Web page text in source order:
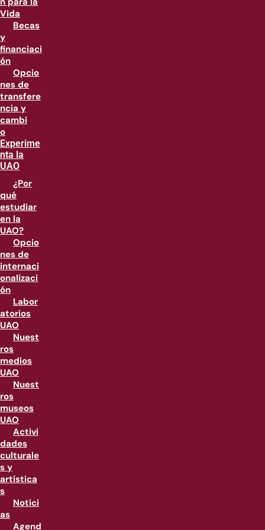
Vida
Becas
y
financiaci
ón
Opcio
nes de
transfere
ncia y
cambi
o
Experime
nta la
UAO
¿Por
qué
estudiar
en la
UAO?
Opcio
nes de
internaci
onalizaci
ón
Labor
atorios
UAO
Nuest
ros
medios
UAO
Nuest
ros
museos
UAO
Activi
dades
culturale
s y
artística
s
Notici
as
Agend